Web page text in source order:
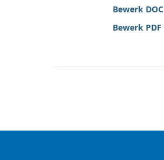
Bewerk DOC
Bewerk PDF